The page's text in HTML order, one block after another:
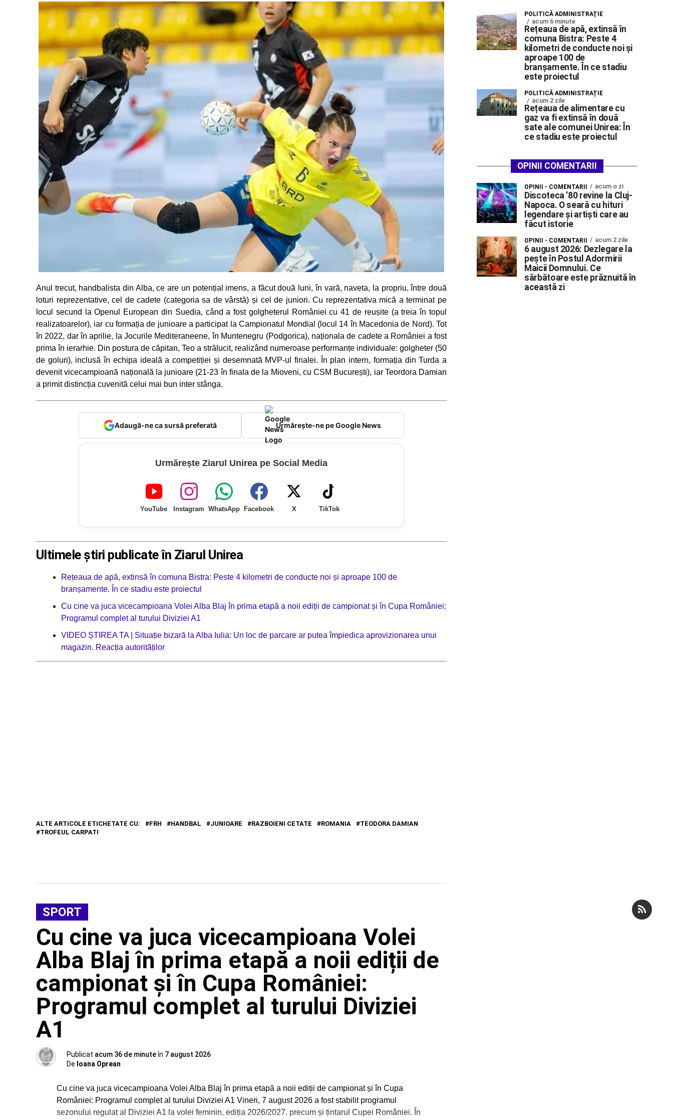
Anul trecut, handbalista din Alba, ce are un potențial imens, a făcut două luni, în vară, naveta, la propriu, între două
loturi reprezentative, cel de cadete (categoria sa de vârstă) și cel de juniori. Cu reprezentativa mică a terminat pe
locul secund la Openul European din Suedia, când a fost golgheterul României cu 41 de reușite (a treia în topul
realizatoarelor), iar cu formația de junioare a participat la Campionatul Mondial (locul 14 în Macedonia de Nord). Tot
în 2022, dar în aprilie, la Jocurile Mediteraneene, în Muntenegru (Podgorica), naționala de cadete a României a fost
prima în ierarhie. Din postura de căpitan, Teo a strălucit, realizând numeroase performanțe individuale: golgheter (50
de goluri), inclusă în echipa ideală a competiției și desemnată MVP-ul finalei. În plan intern, formația din Turda a
devenit vicecampioană națională la junioare (21-23 în finala de la Mioveni, cu CSM București), iar Teordora Damian
a primit distincția cuvenită celui mai bun inter stânga.
Adaugă-ne ca sursă preferată Urmărește-ne pe Google News
Urmărește Ziarul Unirea pe Social Media
YouTube Instagram WhatsApp Facebook X TikTok
Ultimele știri publicate în Ziarul Unirea
Rețeaua de apă, extinsă în comuna Bistra: Peste 4 kilometri de conducte noi și aproape 100 de
branșamente. În ce stadiu este proiectul
Cu cine va juca vicecampioana Volei Alba Blaj în prima etapă a noii ediții de campionat și în Cupa României:
Programul complet al turului Diviziei A1
VIDEO ȘTIREA TA | Situație bizară la Alba Iulia: Un loc de parcare ar putea împiedica aprovizionarea unui
magazin. Reacția autorităților
ALTE ARTICOLE ETICHETATE CU: FRH HANDBAL JUNIOARE RAZBOIENI CETATE ROMANIA
TEODORA DAMIAN
TROFEUL CARPATI
SPORT
Cu cine va juca vicecampioana Volei
Alba Blaj în prima etapă a noii ediții de
campionat și în Cupa României:
Programul complet al turului Diviziei
A1
Publicat acum 36 de minuteîn 7 august 2026
De Ioana Oprean
Cu cine va juca vicecampioana Volei Alba Blaj în prima etapă a noii ediții de campionat și în Cupa
României: Programul complet al turului Diviziei A1 Vineri, 7 august 2026 a fost stabilit programul
sezonului regulat al Diviziei A1 la volei feminin, ediția 2026/2027, precum și țintarul Cupei României. În
POLITICĂ ADMINISTRAȚIE
acum 6 minute
Rețeaua de apă, extinsă în
comuna Bistra: Peste 4
kilometri de conducte noi și
aproape 100 de
branșamente. În ce stadiu
este proiectul
POLITICĂ ADMINISTRAȚIE
acum 2 zile
Rețeaua de alimentare cu
gaz va fi extinsă în două
sate ale comunei Unirea: În
ce stadiu este proiectul
OPINII COMENTARII
OPINII - COMENTARII acum o zi
Discoteca ’80 revine la Cluj-
Napoca. O seară cu hituri
legendare și artiști care au
făcut istorie
OPINII - COMENTARII acum 2 zile
6 august 2026: Dezlegare la
pește în Postul Adormirii
Maicii Domnului. Ce
sărbătoare este prăznuită în
această zi